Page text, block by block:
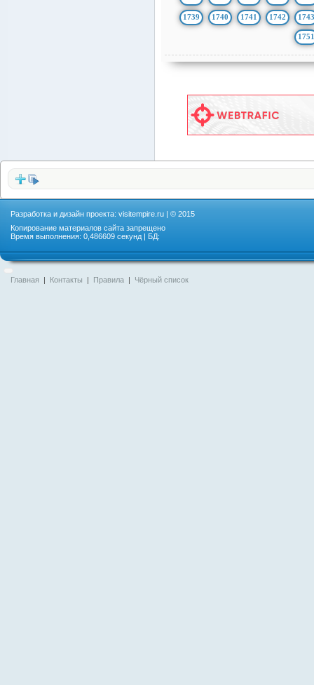
1739 1740 1741 1742 1743
1751
Разработка и дизайн проекта: visitempire.ru | © 2015
Копирование материалов сайта запрещено
Время выполнения: 0,486609 секунд | БД:
Главная | Контакты | Правила | Чёрный список